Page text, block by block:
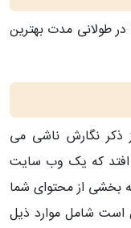
طولانی مدت بهترین
ذکر نگارش ناشی می
افتد که یک وب سایت
بخشی از محتوای شما
شامل موارد ذیل